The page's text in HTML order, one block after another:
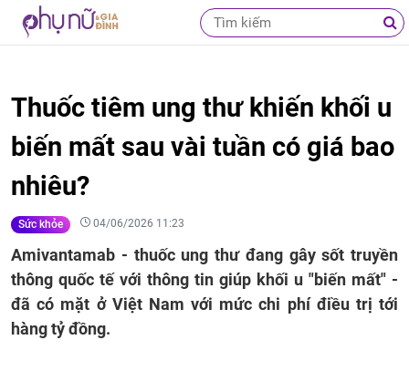
Thuốc tiêm ung thư khiến khối u
biến mất sau vài tuần có giá bao
nhiêu?
Sức khỏe 04/06/2026 11:23
Amivantamab - thuốc ung thư đang gây sốt truyền
thông quốc tế với thông tin giúp khối u "biến mất" -
đã có mặt ở Việt Nam với mức chi phí điều trị tới
hàng tỷ đồng.